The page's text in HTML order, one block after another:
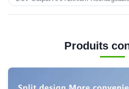
Produits